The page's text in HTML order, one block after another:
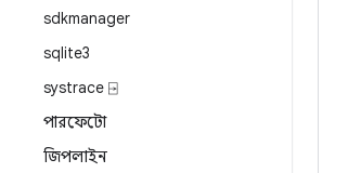
sdkmanager
sqlite3
systrace ⍈
পারফেটো
জিপলাইন